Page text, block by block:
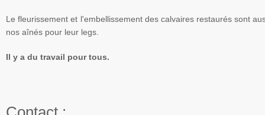
Le fleurissement et l'embellissement des calvaires restaurés sont
nos aînés pour leur legs.
Il y a du travail pour tous.